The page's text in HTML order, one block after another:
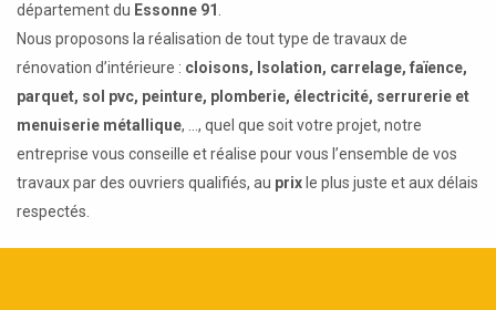
département du Essonne 91
Nous proposons la réalisation de tout type de travaux de
rénovation d’intérieure : cloisons, Isolation, carrelage, faïence,
parquet, sol pvc, peinture, plomberie, électricité, serrurerie et
menuiserie métallique, ..., quel que soit votre projet, notre
entreprise vous conseille et réalise pour vous l’ensemble de vos
travaux par des ouvriers qualifiés, au prix le plus juste et aux délais
respectés.